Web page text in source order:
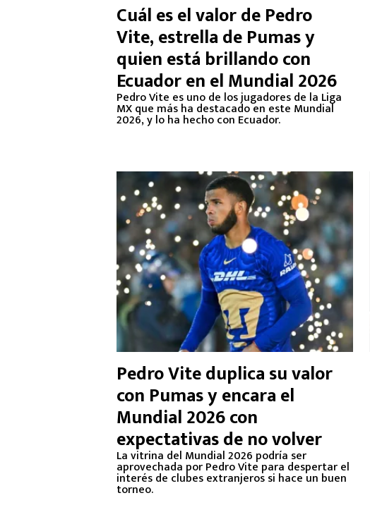
Cuál es el valor de Pedro
Vite, estrella de Pumas y
quien está brillando con
Ecuador en el Mundial 2026
Pedro Vite es uno de los jugadores de la Liga
MX que más ha destacado en este Mundial
2026, y lo ha hecho con Ecuador.
Pedro Vite duplica su valor
con Pumas y encara el
Mundial 2026 con
expectativas de no volver
La vitrina del Mundial 2026 podría ser
aprovechada por Pedro Vite para despertar el
interés de clubes extranjeros si hace un buen
torneo.